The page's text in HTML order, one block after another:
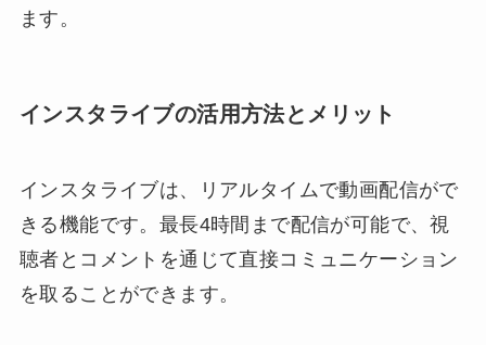
ます。
インスタライブの活用方法とメリット
インスタライブは、リアルタイムで動画配信がで
きる機能です。最長4時間まで配信が可能で、視
聴者とコメントを通じて直接コミュニケーション
を取ることができます。